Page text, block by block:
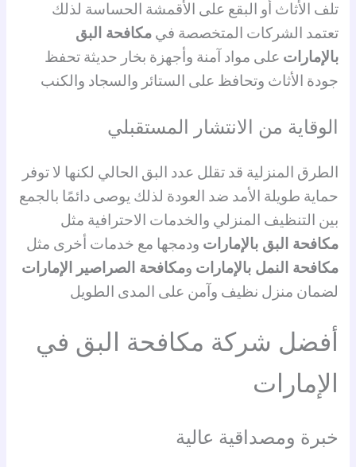
تلف الأثاث أو البقع على الأقمشة الحساسة لذلك
تعتمد الشركات المتخصصة فيمكافحة البق
بالإمارات على مواد آمنة وأجهزة بخار حديثة تحفظ
جودة الأثاث وتحافظ على الستائر والسجاد والكنب
الوقاية من الانتشار المستقبلي
الطرق المنزلية قد تقلل عدد البق الحالي لكنها لا توفر
حماية طويلة الأمد ضد العودة لذلك يوصى دائمًا بالجمع
بين التنظيف المنزلي والخدمات الاحترافية مثل
مكافحة البق بالإمارات ودمجها مع خدمات أخرى مثل
مكافحة النمل بالإمارات ومكافحة الصراصير الإمارات
لضمان منزل نظيف وآمن على المدى الطويل
أفضل شركة مكافحة البق في
الإمارات
خبرة ومصداقية عالية